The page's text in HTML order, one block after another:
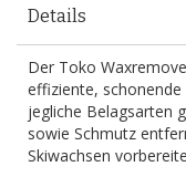
Details
Der Toko
effiziente,
jegliche Belagsarten
sowie Schmutz
Skiwachsen